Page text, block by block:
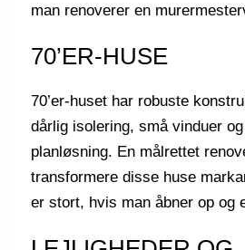
man renoverer en
70’ER-HUSE
70’er-huset har robuste
dårlig isolering, små vinduer
planløsning. En målrettet
transformere disse huse
er stort, hvis man åbner op og